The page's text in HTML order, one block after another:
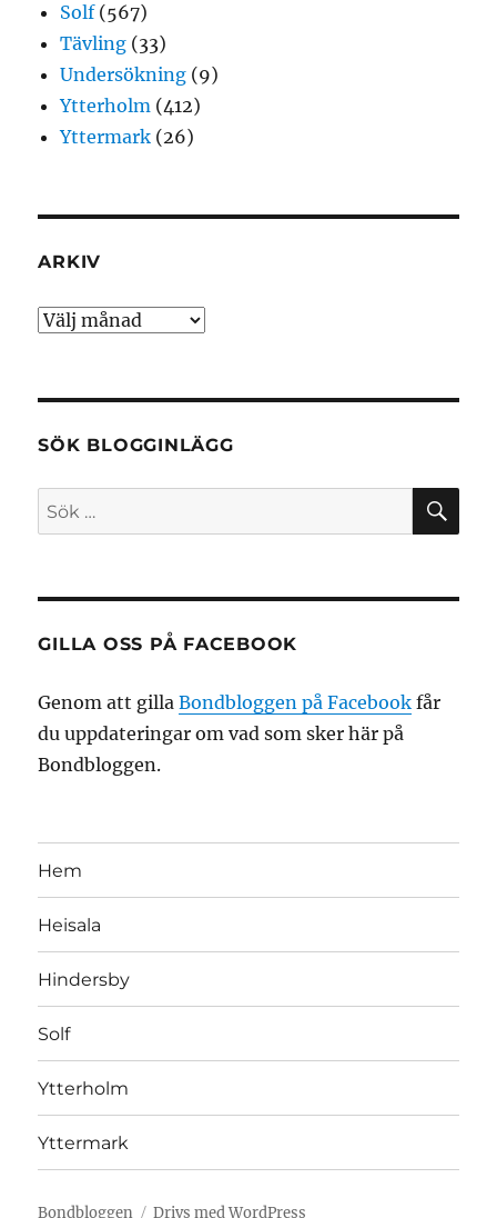
Solf(567)
Tävling (33)
Undersökning (9)
Ytterholm (412)
Yttermark (26)
ARKIV
Arkiv
SÖK BLOGGINLÄGG
Sök
efter:
GILLA OSS PÅ FACEBOOK
Genom att gillaBondbloggen på Facebook får
du uppdateringar om vad som sker här på
Bondbloggen.
Hem
Heisala
Hindersby
Solf
Ytterholm
Yttermark
Bondbloggen Drivs med WordPress